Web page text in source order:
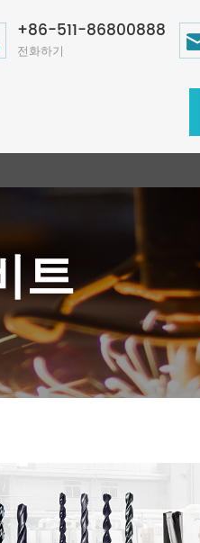
+86-511-86800888
전화하기
트